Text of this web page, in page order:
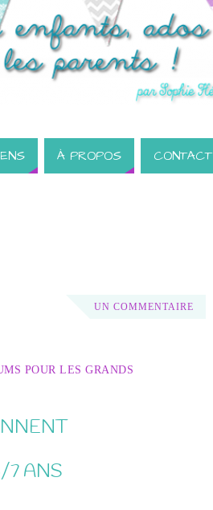
À PROPOS CONTACT
UN COMMENTAIRE
POUR LES GRANDS
7 ANS